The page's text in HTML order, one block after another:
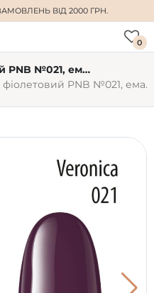
ВІД 2000 ГРН.
0
Гель-лак фіолетовий PNB №021, емаль (8 мл)
Гель-лак фіолетовий PNB №021, емаль (8 мл)